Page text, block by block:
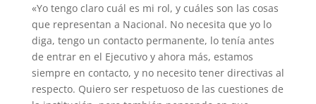
«Yo tengo claro cuál es mi rol, y cuáles son las cosas
que representan a Nacional. No necesita que yo lo
diga, tengo un contacto permanente, lo tenía antes
de entrar en el Ejecutivo y ahora más, estamos
siempre en contacto, y no necesito tener directivas al
respecto. Quiero ser respetuoso de las cuestiones de